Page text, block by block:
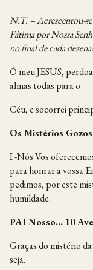
N.T. – Acrescentou-se
Fátima por Nossa
no final de cada dezena:
Ó meu JESUS,
almas todas para o
Céu, e socorrei
Os Mistérios
I -Nós Vos
para honrar a vossa
pedimos, por este
humildade.
PAI Nosso… 10
Graças do mistério da
seja.